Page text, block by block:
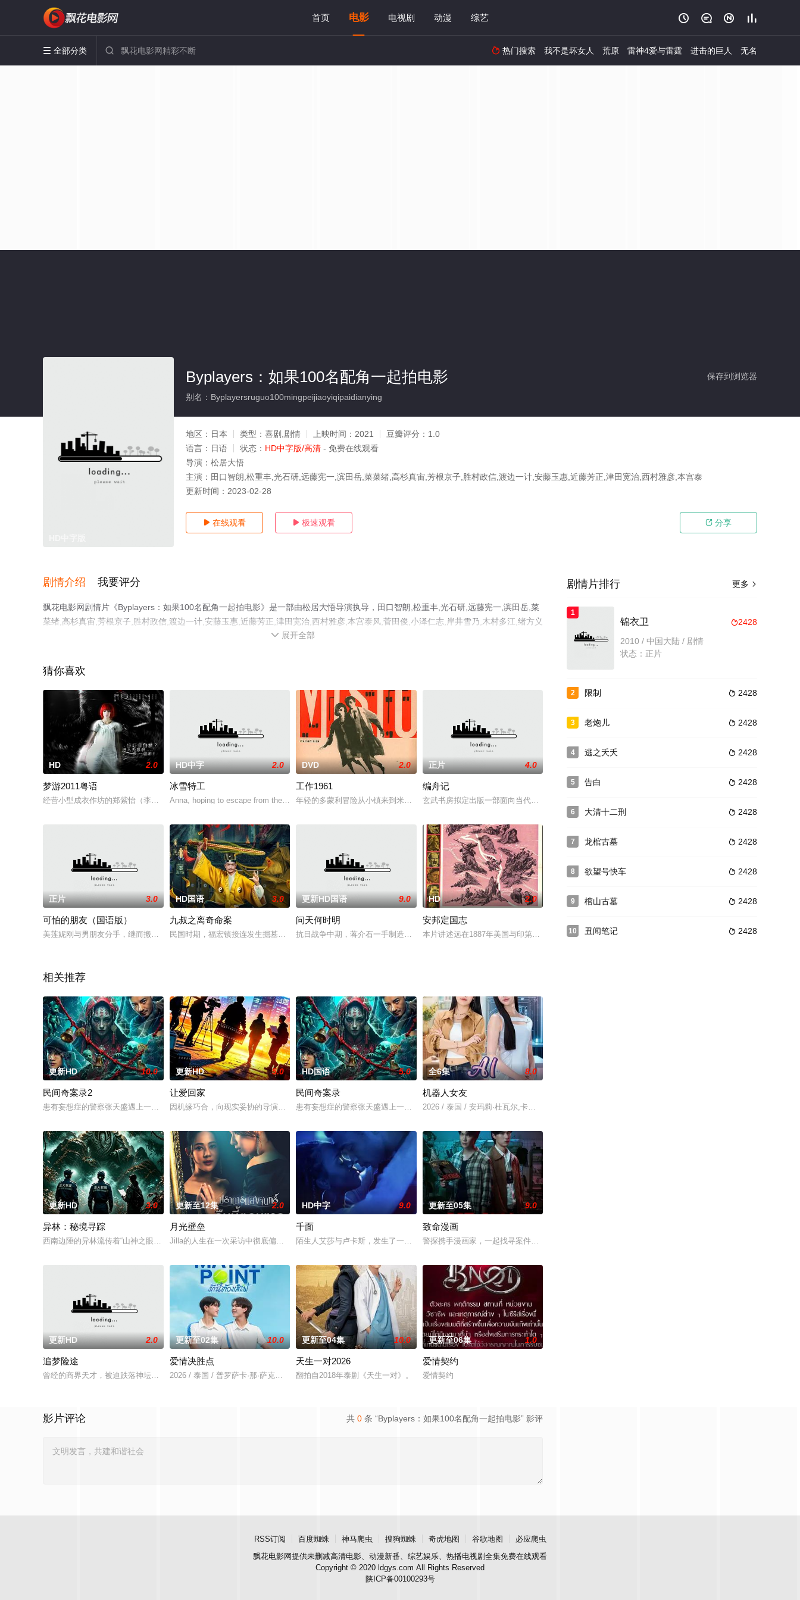
首页 电影 电视剧 动漫 综艺    
 全部分类   热门搜索 我不是坏女人 荒原 雷神4爱与雷霆 进击的巨人 无名
保存到浏览器
Byplayers：如果100名配角一起拍电影
别名：Byplayersruguo100mingpeijiaoyiqipaidianying
地区： 日本 类型： 喜剧,剧情 上映时间： 2021 豆瓣评分： 1.0
语言： 日语 状态： HD中字版/高清 - 免费在线观看
导演： 松居大悟
主演： 田口智朗,松重丰,光石研,远藤宪一,滨田岳,菜菜绪,高杉真宙,芳根京子,胜村政信,渡边一计,安藤玉惠,近藤芳正,津田宽治,西村雅彦,本宫泰
更新时间： 2023-02-28
 在线观看  极速观看  分享
剧情介绍 我要评分
飘花电影网剧情片《Byplayers：如果100名配角一起拍电影》是一部由松居大悟导演执导，田口智朗,松重丰,光石研,远藤宪一,滨田岳,菜
菜绪,高杉真宙,芳根京子,胜村政信,渡边一计,安藤玉惠,近藤芳正,津田宽治,西村雅彦,本宫泰风,菅田俊,小泽仁志,岸井雪乃,木村多江,绪方义
博,北村一辉,北香那,有村架纯,天海祐希,役所广司,石丸谦二郎,阿部亮平,宇野祥平,柄本时生,大仓孝二,尾美利德,加藤谅,金等演员精彩演绎
 展开全部
猜你喜欢
HD 2.0
梦游2011粤语
经营小型成衣作坊的郑紫怡（李心洁 饰）一段时间以来备受奇怪梦境的困扰，她经常会梦到一片荒郊野地，梦中她直觉感到地下埋着尸体；此外还会梦见一部破损
HD中字 2.0
冰雪特工
Anna, hoping to escape from the disturbing past and find peace, escapes
DVD 2.0
工作1961
年轻的多蒙利冒险从小镇来到米兰，在一家大公司里找了一份工作，面对巨大的生活压力与温柔美丽的艾多丽使他很矛盾，为了心中的理想多蒙利
正片 4.0
编舟记
玄武书房拟定出版一部面向当代人的中型国语辞典《大渡海》，阅历颇丰且行事一丝不苟的国语学者松本朋佑
正片 3.0
可怕的朋友（国语版）
美莲妮刚与男朋友分手，继而搬去费城重新开始过，她找到一份临时的 秘书工作，公司总裁汤对她爱护有嘉，亦开始展开追求。汤原来是一名有妇 之夫，他的妻
HD国语 3.0
九叔之离奇命案
民国时期，福宏镇接连发生掘墓鞭尸、花旦温晓娥活埋惨死、豪绅贾员外被杀等命案。戏班班主何九（九叔）协助警察李长青查案，原来是昔日名角尤晚秋因被曲瑞
更新HD国语 9.0
问天何时明
抗日战争中期，蒋介石一手制造的"皖南事变"激起了全国人民的义愤。面对全国人民日益高涨的抗日热情，蒋介石倒行逆施，更加血腥地镇
HD 2.0
安邦定国志
本片讲述远在1887年美国与印第安人签订和约，答应援助正受到各种如天灾、疾病、粮食短缺等问题的印第
相关推荐
更新HD 10.0
民间奇案录2
患有妄想症的警察张天盛遇上一起离奇的神像杀人事件，勘案过程中，牵引出“婴胎报仇”，“娘娘索命”等一连串妖异事件，张天盛虽被种种诡怪幻象阻碍，却坚
更新HD 5.0
让爱回家
因机缘巧合，向现实妥协的导演朱达仁萌生拍一部《河南人在北京》电影的念头，在说服主编姚松、老乡韩战、二房东杨小强加入后，一路曲折式“开挂”。然而，
HD国语 5.0
民间奇案录
患有妄想症的警察张天盛遇上一起离奇的神像杀人事件，勘案过程中，牵引出“婴胎报仇”，“娘娘索命”等一连串妖异事件，张天盛虽被种种诡怪幻象
全6集 8.0
机器人女友
2026 / 泰国 / 安玛莉·杜瓦尔,卡薇萨拉·辛普洛
更新HD 3.0
异林：秘境寻踪
西南边陲的异林流传着“山神之眼”的恐怖传说，生物系学生苏瑶与同学进山科考，却因遭遇飓风来袭而失联。救援副队长陈霖奉命带队深入丛林，一路用科学知识
更新至12集 2.0
月光壁垒
Jilla的人生在一次采访中彻底偏离了轨道，她采访的对象是泰国著名房地产集团继承人Khae-arun。表面看来，Khae-arun堪称完美：家世
HD中字 9.0
千面
陌生人艾莎与卢卡斯，发生了一场荒唐意外的一夜情。突如其来的警方封锁，令两人被迫困在奥克兰的公寓里，不得不朝夕共处。长夜漫漫，诡异
更新至05集 9.0
致命漫画
警探携手漫画家，一起找寻案件真相，冲破新闻的步步紧逼。
更新HD 2.0
追梦险途
曾经的商界天才，被迫跌落神坛。被那微不足道的成就麻醉过后他该如何面对现实，能改变他的命运的是谁？什么才是生命价值的真谛？面对客户苦楚无助深感无力
更新至02集 10.0
爱情决胜点
2026 / 泰国 / 普罗萨卡·那·萨克那空,克里塔农·安查纳南,哈里·奇瓦嘎隆,瓦奇拉维·让维瓦,阿玛霖·妮缇布恩,恰约隆·西岚亚堤迪,维拉育特·查苏克
更新至04集 10.0
天生一对2026
翻拍自2018年泰剧《天生一对》。
更新至06集 1.0
爱情契约
爱情契约
共 0 条 “Byplayers：如果100名配角一起拍电影” 影评
影片评论
更多 
剧情片排行
1
2428
锦衣卫
2010 / 中国大陆 / 剧情
状态：正片
2  2428
限制
3  2428
老炮儿
4  2428
逃之夭夭
5  2428
告白
6  2428
大清十二刑
7  2428
龙棺古墓
8  2428
欲望号快车
9  2428
棺山古墓
10  2428
丑闻笔记
RSS订阅 百度蜘蛛 神马爬虫 搜狗蜘蛛 奇虎地图 谷歌地图
必应爬虫
飘花电影网提供未删减高清电影、动漫新番、综艺娱乐、热播电视剧全集免费在线观看
Copyright © 2020 ldgys.com All Rights Reserved
陕ICP备00100293号